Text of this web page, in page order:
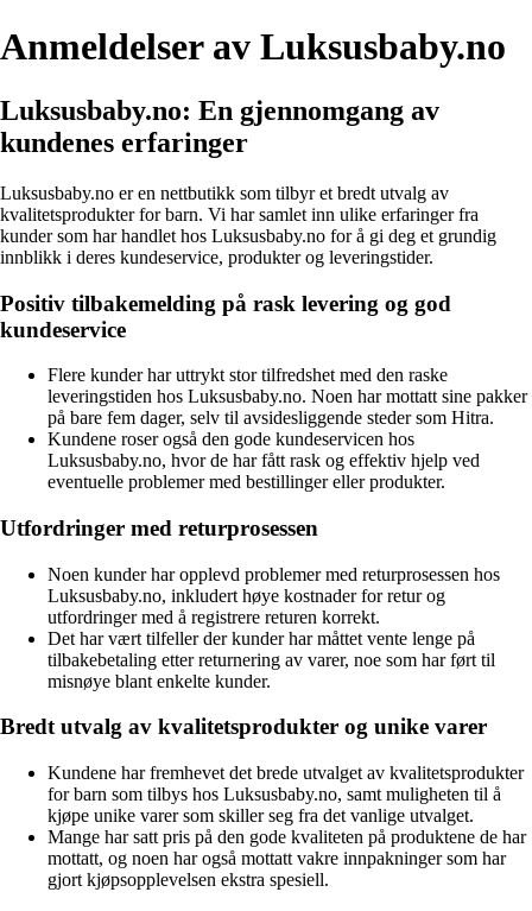
Anmeldelser av Luksusbaby.no
Luksusbaby.no: En gjennomgang av
kundenes erfaringer
Luksusbaby.no er en nettbutikk som tilbyr et bredt utvalg av
kvalitetsprodukter for barn. Vi har samlet inn ulike erfaringer fra
kunder som har handlet hos Luksusbaby.no for å gi deg et grundig
innblikk i deres kundeservice, produkter og leveringstider.
Positiv tilbakemelding på rask levering og god
kundeservice
Flere kunder har uttrykt stor tilfredshet med den raske
leveringstiden hos Luksusbaby.no. Noen har mottatt sine pakker
på bare fem dager, selv til avsidesliggende steder som Hitra.
Kundene roser også den gode kundeservicen hos
Luksusbaby.no, hvor de har fått rask og effektiv hjelp ved
eventuelle problemer med bestillinger eller produkter.
Utfordringer med returprosessen
Noen kunder har opplevd problemer med returprosessen hos
Luksusbaby.no, inkludert høye kostnader for retur og
utfordringer med å registrere returen korrekt.
Det har vært tilfeller der kunder har måttet vente lenge på
tilbakebetaling etter returnering av varer, noe som har ført til
misnøye blant enkelte kunder.
Bredt utvalg av kvalitetsprodukter og unike varer
Kundene har fremhevet det brede utvalget av kvalitetsprodukter
for barn som tilbys hos Luksusbaby.no, samt muligheten til å
kjøpe unike varer som skiller seg fra det vanlige utvalget.
Mange har satt pris på den gode kvaliteten på produktene de har
mottatt, og noen har også mottatt vakre innpakninger som har
gjort kjøpsopplevelsen ekstra spesiell.